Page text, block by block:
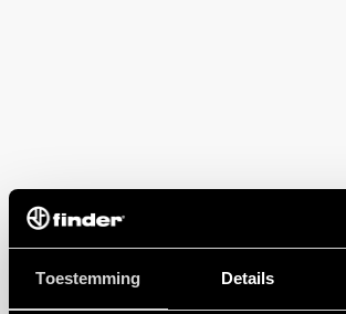
Toestemming Details